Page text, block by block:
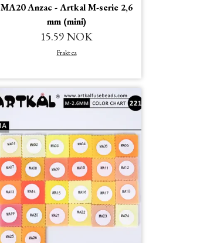
MA20 Anzac - Artkal M-serie 2,6
mm (mini)
15.59 NOK
Frakt ca